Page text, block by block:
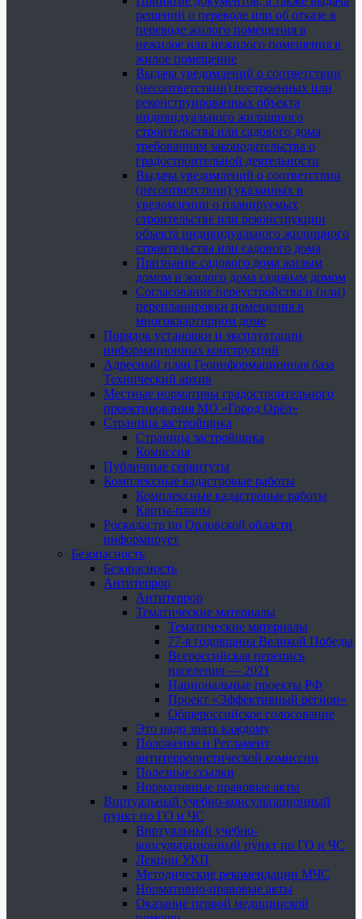
решений о переводе или об отказе в
переводе жилого помещения в
нежилое или нежилого помещения в
жилое помещение
Выдача уведомлений о соответствии
(несоответствии) построенных или
реконструированных объекта
индивидуального жилищного
строительства или садового дома
требованиям законодательства о
градостроительной деятельности
Выдача уведомлений о соответствии
(несоответствии) указанных в
уведомлении о планируемых
строительстве или реконструкции
объекта индивидуального жилищного
строительства или садового дома
Признание садового дома жилым
домом и жилого дома садовым домом
Согласование переустройства и (или)
перепланировки помещения в
многоквартирном доме
Порядок установки и эксплуатации
информационных конструкций
Адресный план Геоинформационная база
Технический архив
Местные нормативы градостроительного
проектирования МО «Город Орёл»
Страница застройщика
Страница застройщика
Комиссия
Публичные сервитуты
Комплексные кадастровые работы
Комплексные кадастровые работы
Карты-планы
Роскадастр по Орловской области
информирует
Безопасность
Безопасность
Антитеррор
Антитеррор
Тематические материалы
Тематические материалы
77-я годовщина Великой Победы
Всероссийская перепись
населения — 2021
Национальные проекты РФ
Проект «Эффективный регион»
Общероссийское голосование
Это надо знать каждому
Положение и Регламент
антитеррористической комиссии
Полезные ссылки
Нормативные правовые акты
Виртуальный учебно-консультационный
пункт по ГО и ЧС
Виртуальный учебно-
консультационный пункт по ГО и ЧС
Лекции УКП
Методические рекомендации МЧС
Нормативно-правовые акты
Оказание первой медицинской